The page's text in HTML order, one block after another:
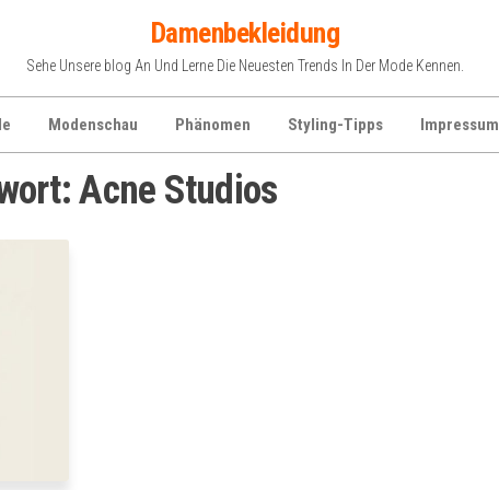
Damenbekleidung
Sehe Unsere blog An Und Lerne Die Neuesten Trends In Der Mode Kennen.
Modenschau Phänomen Styling-Tipps Impressum
Acne Studios